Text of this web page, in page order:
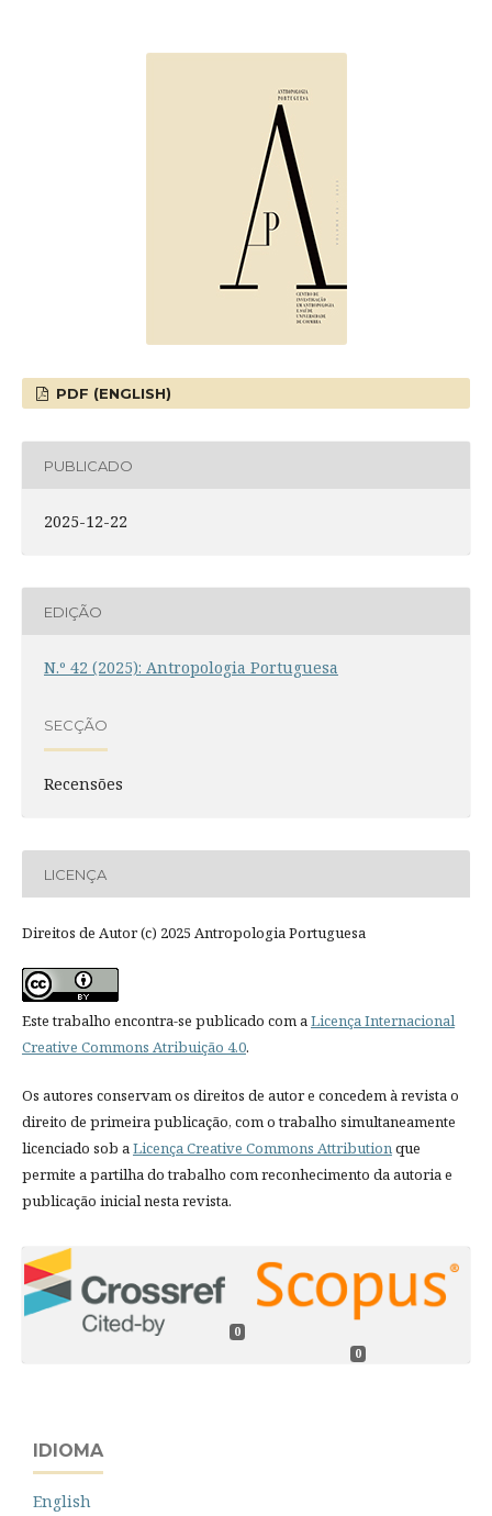
PDF (ENGLISH)
PUBLICADO
2025-12-22
EDIÇÃO
N.º 42 (2025): Antropologia Portuguesa
SECÇÃO
Recensões
LICENÇA
Direitos de Autor (c) 2025 Antropologia Portuguesa
Este trabalho encontra-se publicado com aLicença Internacional
Creative Commons Atribuição 4.0.
Os autores conservam os direitos de autor e concedem à revista o
direito de primeira publicação, com o trabalho simultaneamente
licenciado sob aLicença Creative Commons Attributionque
permite a partilha do trabalho com reconhecimento da autoria e
publicação inicial nesta revista.
0
0
IDIOMA
English